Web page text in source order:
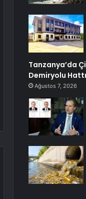
Tanzanya’da
Demiryolu
Ağustos 7, 2026